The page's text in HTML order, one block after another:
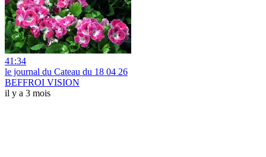
41:34
le journal du Cateau du 18 04 26
BEFFROI VISION
il y a 3 mois